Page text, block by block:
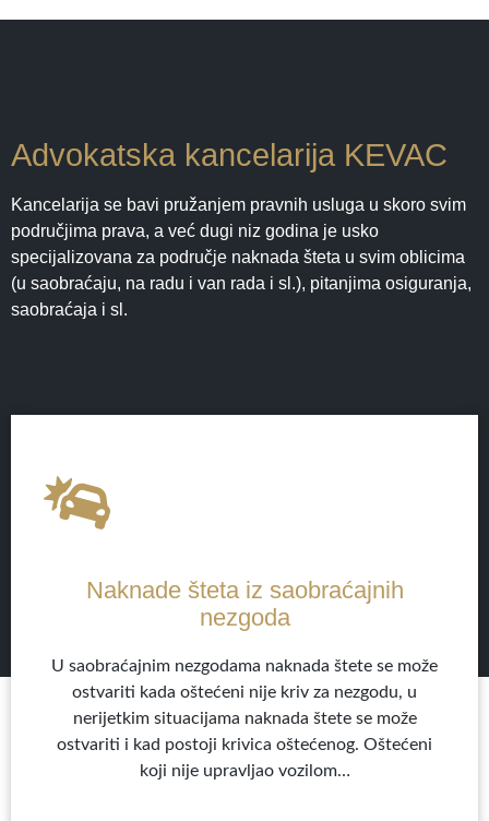
Advokatska kancelarija KEVAC
Kancelarija se bavi pružanjem pravnih usluga u skoro svim
područjima prava, a već dugi niz godina je usko
specijalizovana za područje naknada šteta u svim oblicima
(u saobraćaju, na radu i van rada i sl.), pitanjima osiguranja,
saobraćaja i sl.
Naknade šteta iz saobraćajnih
nezgoda
U saobraćajnim nezgodama naknada štete se može
ostvariti kada oštećeni nije kriv za nezgodu, u
nerijetkim situacijama naknada štete se može
ostvariti i kad postoji krivica oštećenog. Oštećeni
koji nije upravljao vozilom…